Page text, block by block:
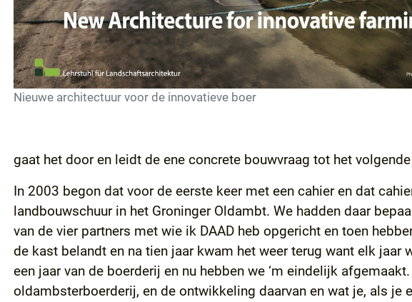
Nieuwe architectuur voor de innovatieve boer
gaat het door en leidt de ene concrete bouwvraag tot het
In 2003 begon dat voor de eerste keer met een cahier en dat
landbouwschuur in het Groninger Oldambt. We hadden daar
van de vier partners met wie ik DAAD heb opgericht en toen
de kast belandt en na tien jaar kwam het weer terug want elk
een jaar van de boerderij en nu hebben we ‘m eindelijk
oldambsterboerderij, en de ontwikkeling daarvan en wat je, als